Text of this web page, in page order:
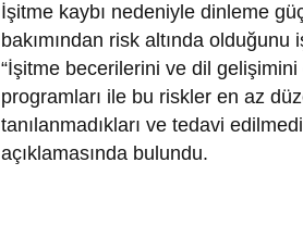
İşitme kaybı nedeniyle dinleme
bakımından risk altında
“İşitme becerilerini ve dil
programları ile bu riskler en az
tanılanmadıkları ve tedavi
açıklamasında bulundu.